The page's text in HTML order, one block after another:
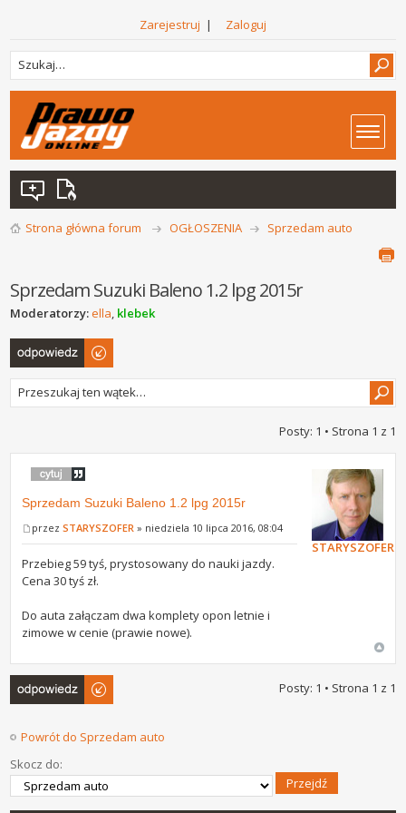
Zarejestruj | Zaloguj
Strona główna forum OGŁOSZENIA Sprzedam auto
Sprzedam Suzuki Baleno 1.2 lpg 2015r
Moderatorzy:ella, klebek
Odpowiedz
Posty: 1 • Strona 1 z 1
Sprzedam Suzuki Baleno 1.2 lpg 2015r
przezSTARYSZOFER » niedziela 10 lipca 2016, 08:04
Przebieg 59 tyś, prystosowany do nauki jazdy.
Cena 30 tyś zł.
Do auta załączam dwa komplety opon letnie i
zimowe w cenie (prawie nowe).
STARYSZOFER
Odpowiedz
Posty: 1 • Strona 1 z 1
Powrót do Sprzedam auto
Skocz do: